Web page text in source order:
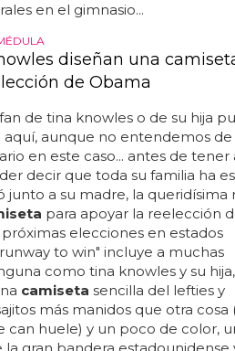
en el gimnasio...
diseñan una
de Obama
de tina knowles o de su hija
aquí, aunque no entendemos de
en este caso... antes de tener
decir que toda su familia ha
junto a su madre, la queridísima
para apoyar la reelección
elecciones en estados
to win" incluye a muchas
como tina knowles y su
camiseta sencilla del lefties y
más manidos que otra cosa
can huele) y un poco de color,